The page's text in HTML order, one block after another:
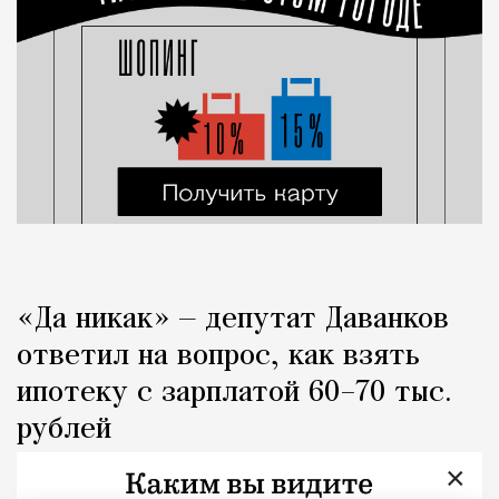
«Да никак» — депутат Даванков
ответил на вопрос, как взять
ипотеку с зарплатой 60–70 тыс.
рублей
Кирилл Романов ×